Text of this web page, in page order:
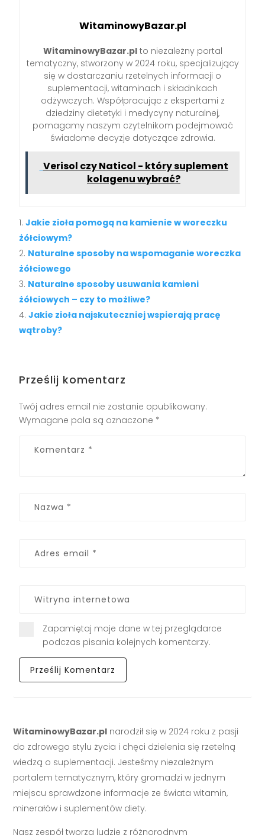
WitaminowyBazar.pl
WitaminowyBazar.plto niezależny portal
tematyczny, stworzony w 2024 roku, specjalizujący
się w dostarczaniu rzetelnych informacji o
suplementacji, witaminach i składnikach
odżywczych. Współpracując z ekspertami z
dziedziny dietetyki i medycyny naturalnej,
pomagamy naszym czytelnikom podejmować
świadome decyzje dotyczące zdrowia.
Verisol czy Naticol - który suplement
kolagenu wybrać?
Jakie zioła pomogą na kamienie w woreczku
żółciowym?
Naturalne sposoby na wspomaganie woreczka
żółciowego
Naturalne sposoby usuwania kamieni
żółciowych – czy to możliwe?
Jakie zioła najskuteczniej wspierają pracę
wątroby?
Prześlij komentarz
Twój adres email nie zostanie opublikowany.
Wymagane pola są oznaczone *
Zapamiętaj moje dane w tej przeglądarce
podczas pisania kolejnych komentarzy.
WitaminowyBazar.pl narodził się w 2024 roku z pasji
do zdrowego stylu życia i chęci dzielenia się rzetelną
wiedzą o suplementacji. Jesteśmy niezależnym
portalem tematycznym, który gromadzi w jednym
miejscu sprawdzone informacje ze świata witamin,
minerałów i suplementów diety.
Nasz zespół tworzą ludzie z różnorodnym